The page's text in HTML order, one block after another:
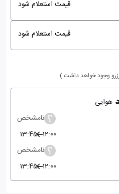
قیمت استعلام شود
قیمت استعلام شود
رزرو وجود خواهد داشت )
هوایی
نامشخص
12:00
13:45
نامشخص
12:00
13:45